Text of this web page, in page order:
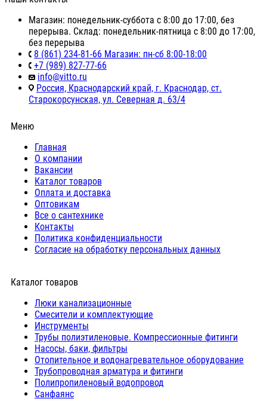
Магазин: понедельник-суббота с 8:00 до 17:00, без
перерыва. Склад: понедельник-пятница с 8:00 до 17:00,
без перерыва
8 (861) 234-81-66 Магазин: пн-сб 8:00-18:00
+7 (989) 827-77-66
info@vitto.ru
Россия, Краснодарский край, г. Краснодар, ст.
Старокорсунская, ул. Северная д. 63/4
Меню
Главная
О компании
Вакансии
Каталог товаров
Оплата и доставка
Оптовикам
Все о сантехнике
Контакты
Политика конфиденциальности
Согласие на обработку персональных данных
Каталог товаров
Люки канализационные
Cмесители и комплектующие
Инструменты
Трубы полиэтиленовые. Компрессионные фитинги
Насосы, баки, фильтры
Отопительное и водонагревательное оборудование
Трубопроводная арматура и фитинги
Полипропиленовый водопровод
Санфаянс